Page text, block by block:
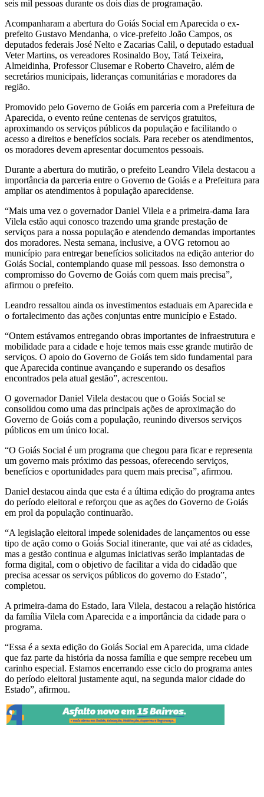
seis mil pessoas durante os dois dias de programação.
Acompanharam a abertura do Goiás Social em Aparecida o ex-
prefeito Gustavo Mendanha, o vice-prefeito João Campos, os
deputados federais José Nelto e Zacarias Calil, o deputado estadual
Veter Martins, os vereadores Rosinaldo Boy, Tatá Teixeira,
Almeidinha, Professor Clusemar e Roberto Chaveiro, além de
secretários municipais, lideranças comunitárias e moradores da
região.
Promovido pelo Governo de Goiás em parceria com a Prefeitura de
Aparecida, o evento reúne centenas de serviços gratuitos,
aproximando os serviços públicos da população e facilitando o
acesso a direitos e benefícios sociais. Para receber os atendimentos,
os moradores devem apresentar documentos pessoais.
Durante a abertura do mutirão, o prefeito Leandro Vilela destacou a
importância da parceria entre o Governo de Goiás e a Prefeitura para
ampliar os atendimentos à população aparecidense.
“Mais uma vez o governador Daniel Vilela e a primeira-dama Iara
Vilela estão aqui conosco trazendo uma grande prestação de
serviços para a nossa população e atendendo demandas importantes
dos moradores. Nesta semana, inclusive, a OVG retornou ao
município para entregar benefícios solicitados na edição anterior do
Goiás Social, contemplando quase mil pessoas. Isso demonstra o
compromisso do Governo de Goiás com quem mais precisa”,
afirmou o prefeito.
Leandro ressaltou ainda os investimentos estaduais em Aparecida e
o fortalecimento das ações conjuntas entre município e Estado.
“Ontem estávamos entregando obras importantes de infraestrutura e
mobilidade para a cidade e hoje temos mais esse grande mutirão de
serviços. O apoio do Governo de Goiás tem sido fundamental para
que Aparecida continue avançando e superando os desafios
encontrados pela atual gestão”, acrescentou.
O governador Daniel Vilela destacou que o Goiás Social se
consolidou como uma das principais ações de aproximação do
Governo de Goiás com a população, reunindo diversos serviços
públicos em um único local.
“O Goiás Social é um programa que chegou para ficar e representa
um governo mais próximo das pessoas, oferecendo serviços,
benefícios e oportunidades para quem mais precisa”, afirmou.
Daniel destacou ainda que esta é a última edição do programa antes
do período eleitoral e reforçou que as ações do Governo de Goiás
em prol da população continuarão.
“A legislação eleitoral impede solenidades de lançamentos ou esse
tipo de ação como o Goiás Social itinerante, que vai até as cidades,
mas a gestão continua e algumas iniciativas serão implantadas de
forma digital, com o objetivo de facilitar a vida do cidadão que
precisa acessar os serviços públicos do governo do Estado”,
completou.
A primeira-dama do Estado, Iara Vilela, destacou a relação histórica
da família Vilela com Aparecida e a importância da cidade para o
programa.
“Essa é a sexta edição do Goiás Social em Aparecida, uma cidade
que faz parte da história da nossa família e que sempre recebeu um
carinho especial. Estamos encerrando esse ciclo do programa antes
do período eleitoral justamente aqui, na segunda maior cidade do
Estado”, afirmou.